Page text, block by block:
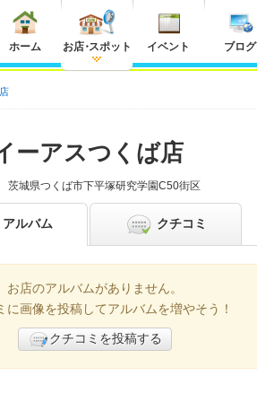
ホーム お店・スポット イベント ブログ
ーアスつくば店
茨城県つくば市下平塚研究学園C50街区
アルバム クチコミ
お店のアルバムがありません。
に画像を投稿してアルバムを増やそう！
クチコミを投稿する